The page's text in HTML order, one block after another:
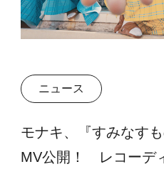
ニュース
モナキ、『すみなす
MV公開！ レコーデ